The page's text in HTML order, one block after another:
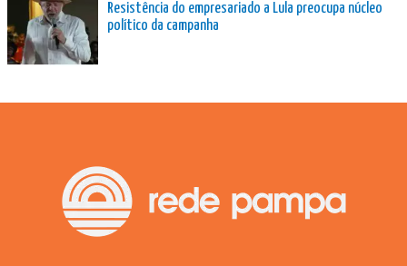
Resistência do empresariado a Lula preocupa núcleo
político da campanha